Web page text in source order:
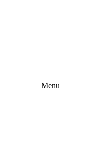
Menu